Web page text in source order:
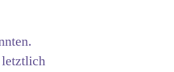
letztlich